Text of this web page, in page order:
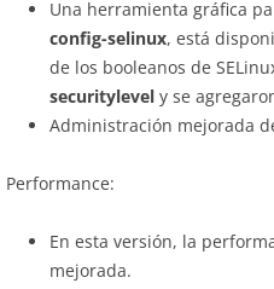
Una herramienta gráfica
config-selinux, está
de los booleanos de
securitylevel y se
Administración mejorada
Performance:
En esta versión, la
mejorada.